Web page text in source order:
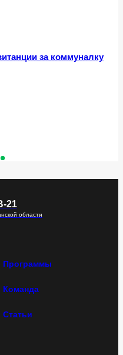
за коммуналку
21
области
Программы
Команда
Статьи